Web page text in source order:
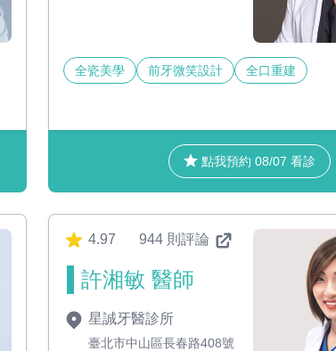
全瓷美學 前牙微笑設計 全口重建
點我預約 08/07 看診
4.97 944 則評論
許湘敏 醫師
星誠牙醫診所
臺北市中山區長春路408號